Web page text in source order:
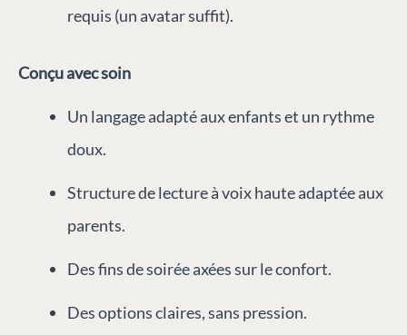
requis (un avatar suffit).
Conçu avec soin
Un langage adapté aux enfants et un rythme
doux.
Structure de lecture à voix haute adaptée aux
parents.
Des fins de soirée axées sur le confort.
Des options claires, sans pression.